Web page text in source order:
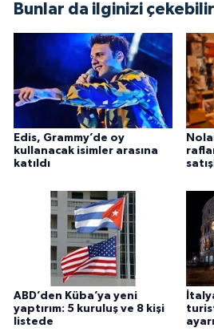
Bunlar da ilginizi çekebilir
Edis, Grammy’de oy
kullanacak isimler arasına
katıldı
ABD’den Küba’ya yeni
yaptırım: 5 kuruluş ve 8 kişi
listede
ayarı